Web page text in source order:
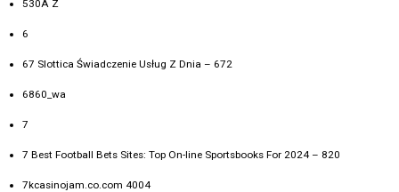
530A Z
6
67 Slottica Świadczenie Usług Z Dnia – 672
6860_wa
7
7 Best Football Bets Sites: Top On-line Sportsbooks For 2024 – 820
7kcasinojam.co.com 4004